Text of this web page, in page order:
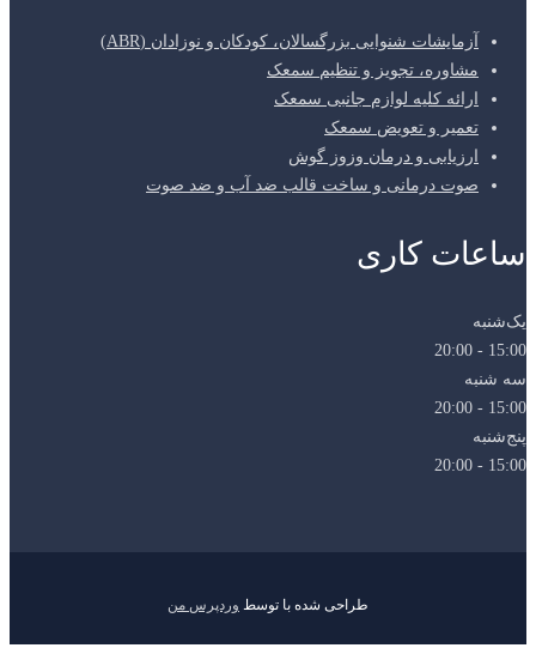
آزمایشات شنوایی بزرگسالان، کودکان و نوزادان (ABR)
مشاوره، تجویز و تنظیم سمعک
ارائه کلیه لوازم جانبی سمعک
تعمیر و تعویض سمعک
ارزیابی و درمان وزوز گوش
صوت درمانی و ساخت قالب ضد آب و ضد صوت
ساعات کاری
یک‌شنبه
15:00 - 20:00
سه شنبه
15:00 - 20:00
پنج‌شنبه
15:00 - 20:00
طراحی شده با توسط وردپرس من